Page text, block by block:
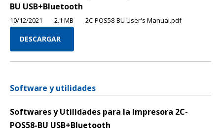
BU USB+Bluetooth
10/12/2021 2.1 MB 2C-POS58-BU User's Manual.pdf
DESCARGAR
Software y utilidades
Softwares y Utilidades para la Impresora 2C-
POS58-BU USB+Bluetooth